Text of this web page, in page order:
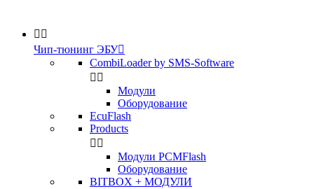
 
Чип-тюнинг ЭБУ
CombiLoader by SMS-Software
 
Модули
Оборудование
EcuFlash
Products
 
Модули PCMFlash
Оборудование
BITBOX + МОДУЛИ